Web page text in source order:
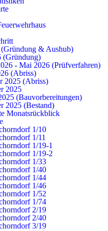
& Aushub)
(Gründung)
- Mai 2026 (Prüfverfahren)
(Abriss)
2025 (Abriss)
2025
(Bauvorbereitungen)
2025 (Bestand)
Monatsrückblick
1/10
1/11
1/19-1
1/19-2
1/33
1/40
1/44
1/46
1/52
1/74
2/19
2/40
3/19
in Radenthein
in Radenthein
Gesamt
Gruppe 1